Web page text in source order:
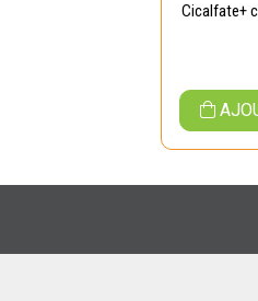
Cicalfate+